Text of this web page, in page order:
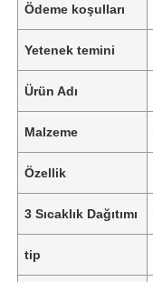
Ödeme koşulları
Yetenek temini
Ürün Adı
Malzeme
Özellik
3 Sıcaklık Dağıtımı
tip